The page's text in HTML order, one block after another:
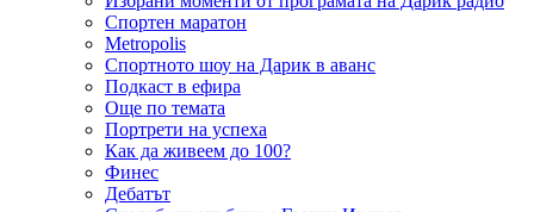
Спортен маратон
Metropolis
Спортното шоу на Дарик в аванс
Подкаст в ефира
Още по темата
Портрети на успеха
Как да живеем до 100?
Финес
Дебатът